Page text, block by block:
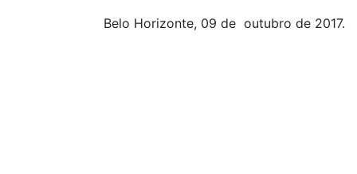
Belo Horizonte, 09 de outubro de 2017.